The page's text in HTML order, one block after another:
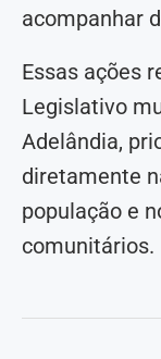
acompanhar
Essas ações
Legislativo
Adelândia,
diretamente
população e
comunitários.